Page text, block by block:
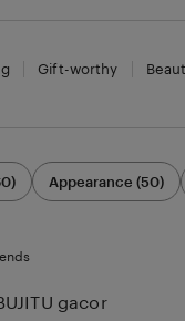
Gift-worthy
Appearance (50)
gacor